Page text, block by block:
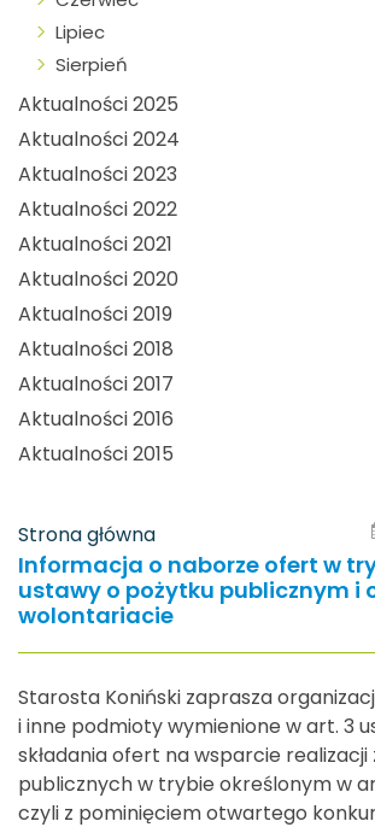
Lipiec
Sierpień
Aktualności 2025
Aktualności 2024
Aktualności 2023
Aktualności 2022
Aktualności 2021
Aktualności 2020
Aktualności 2019
Aktualności 2018
Aktualności 2017
Aktualności 2016
Aktualności 2015
Strona główna
Informacja o naborze ofert w
ustawy o pożytku publicznym i
wolontariacie
Starosta Koniński zaprasza
i inne podmioty wymienione w art. 3
składania ofert na wsparcie realizacji
publicznych w trybie określonym w
czyli z pominięciem otwartego